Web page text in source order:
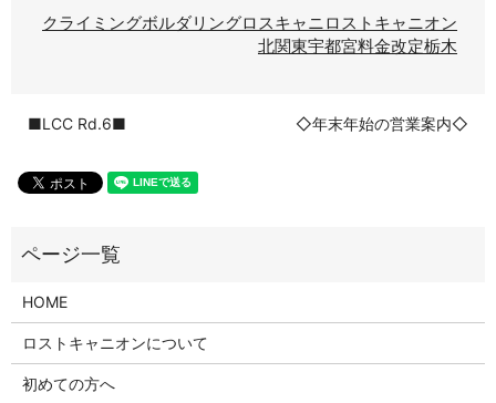
クライミングボルダリングロスキャニロストキャニオン
北関東宇都宮料金改定栃木
■LCC Rd.6■ ◇年末年始の営業案内◇
HOME
ロストキャニオンについて
初めての方へ